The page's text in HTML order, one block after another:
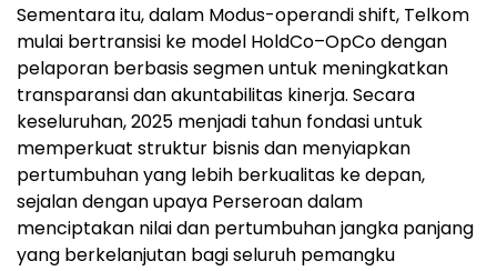
Sementara itu, dalam Modus-operandi shift, Telkom
mulai bertransisi ke model HoldCo–OpCo dengan
pelaporan berbasis segmen untuk meningkatkan
transparansi dan akuntabilitas kinerja. Secara
keseluruhan, 2025 menjadi tahun fondasi untuk
memperkuat struktur bisnis dan menyiapkan
pertumbuhan yang lebih berkualitas ke depan,
sejalan dengan upaya Perseroan dalam
menciptakan nilai dan pertumbuhan jangka panjang
yang berkelanjutan bagi seluruh pemangku